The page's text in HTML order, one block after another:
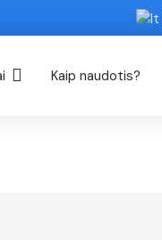
Kaip naudotis?